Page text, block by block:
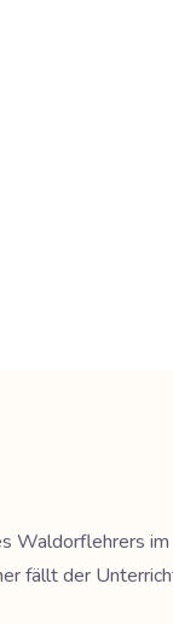
Waldorflehrers
fällt der